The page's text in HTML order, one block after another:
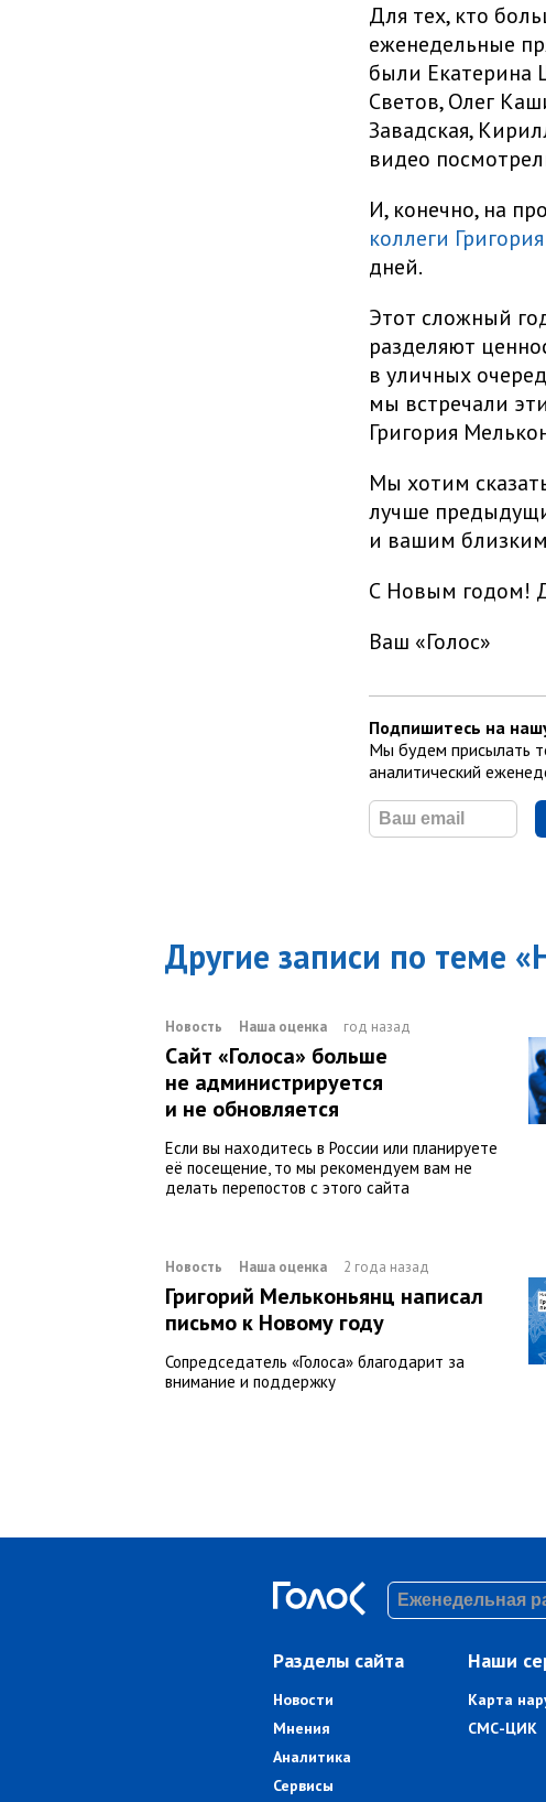
Для тех, кто
еженедельные
были Екатерина
Светов, Олег
Завадская,
видео
И, конечно, на
коллеги
дней.
Этот сложный
разделяют
в уличных
мы встречали
Григория
Мы хотим
лучше
и вашим
С Новым годом!
Ваш «Голос»
Подпишитесь на
Мы будем присылать
аналитический
Другие записи по теме «
Новость Наша оценка год назад
Сайт «Голоса» больше
не администрируется
и не обновляется
Если вы находитесь в России или планируете
её посещение, то мы рекомендуем вам не
делать перепостов с этого сайта
Новость Наша оценка 2 года назад
Григорий Мельконьянц написал
письмо к Новому году
Сопредседатель «Голоса» благодарит за
внимание и поддержку
Разделы сайта
Новости
Мнения
Аналитика
Сервисы
Наши
Карта
СМС-ЦИК